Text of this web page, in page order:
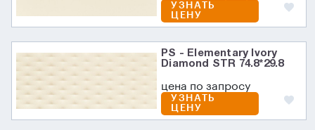
УЗНАТЬ
ЦЕНУ
PS - Elementary Ivory
Diamond STR 74.8*29.8
цена по запросу
УЗНАТЬ
ЦЕНУ